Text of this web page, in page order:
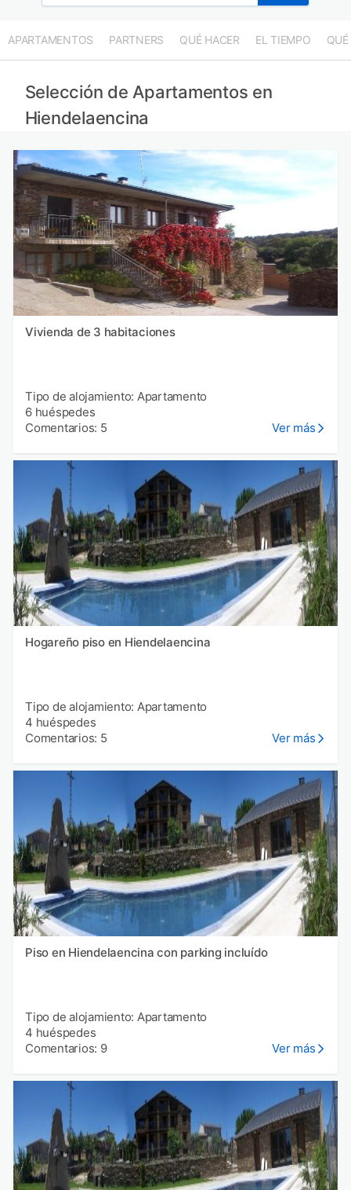
APARTAMENTOS PARTNERS QUÉ HACER EL TIEMPO QUÉ
Selección de Apartamentos en
Hiendelaencina
Vivienda de 3 habitaciones
Tipo de alojamiento: Apartamento
6 huéspedes
Comentarios: 5
Ver más
Hogareño piso en Hiendelaencina
Tipo de alojamiento: Apartamento
4 huéspedes
Comentarios: 5
Ver más
Piso en Hiendelaencina con parking incluído
Tipo de alojamiento: Apartamento
4 huéspedes
Comentarios: 9
Ver más